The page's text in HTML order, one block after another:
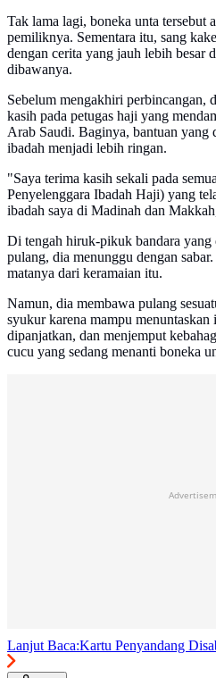
Tak lama lagi, boneka unta tersebut
pemiliknya. Sementara itu, sang
dengan cerita yang jauh lebih besar
dibawanya.
Sebelum mengakhiri perbincangan,
kasih pada petugas haji yang
Arab Saudi. Baginya, bantuan yang
ibadah menjadi lebih ringan.
"Saya terima kasih sekali pada
Penyelenggara Ibadah Haji) yang
ibadah saya di Madinah dan
Di tengah hiruk-pikuk bandara yang
pulang, dia menunggu dengan
matanya dari keramaian itu.
Namun, dia membawa pulang
syukur karena mampu
dipanjatkan, dan menjemput
cucu yang sedang menanti boneka
Lanjut Baca:Kartu Penyandang